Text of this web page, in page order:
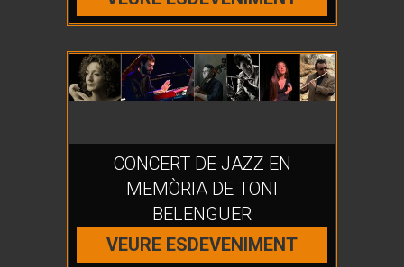
CONCERT DE JAZZ EN
MEMÒRIA DE TONI
BELENGUER
VEURE ESDEVENIMENT